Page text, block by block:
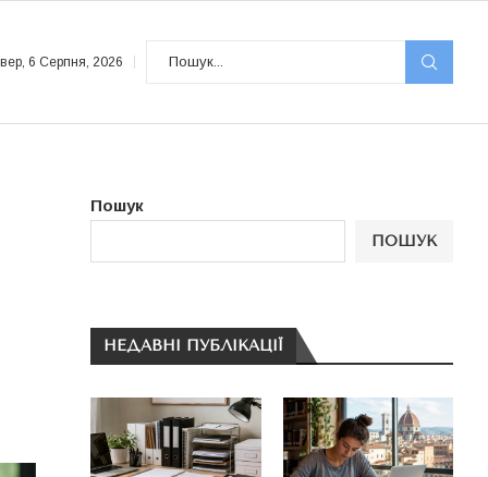
6 Серпня, 2026
Пошук
ПОШУК
НЕДАВНІ ПУБЛІКАЦІЇ